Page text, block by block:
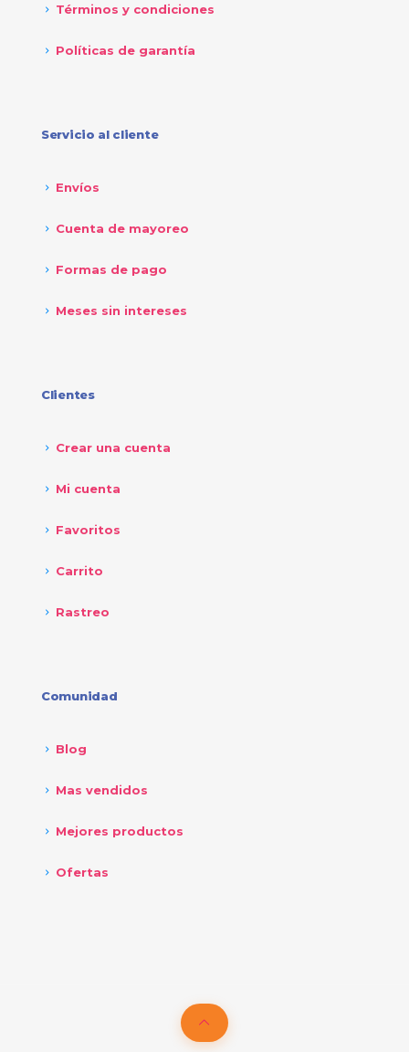
Términos y condiciones
Políticas de garantía
Servicio al cliente
Envíos
Cuenta de mayoreo
Formas de pago
Meses sin intereses
Clientes
Crear una cuenta
Mi cuenta
Favoritos
Carrito
Rastreo
Comunidad
Blog
Mas vendidos
Mejores productos
Ofertas